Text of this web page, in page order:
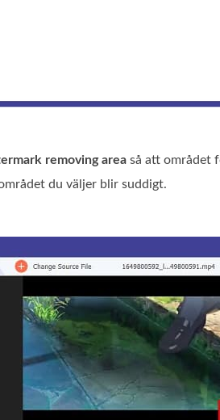
removing area så att området
du väljer blir suddigt.